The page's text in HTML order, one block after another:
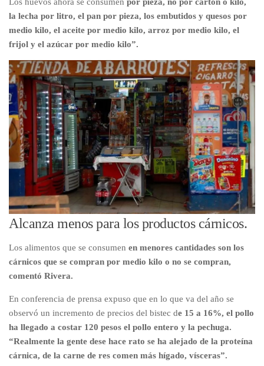
la lecha por litro, el pan por pieza, los embutidos y quesos por
medio kilo, el aceite por medio kilo, arroz por medio kilo, el
frijol y el azúcar por medio kilo”.
Alcanza menos para los productos cárnicos.
Los alimentos que se consumen en menores cantidades son los
cárnicos que se compran por medio kilo o no se compran,
comentó Rivera.
En conferencia de prensa expuso que en lo que va del año se
observó un incremento de precios del bistec de 15 a 16%, el pollo
ha llegado a costar 120 pesos el pollo entero y la pechuga.
“Realmente la gente dese hace rato se ha alejado de la proteína
cárnica, de la carne de res comen más hígado, vísceras”.